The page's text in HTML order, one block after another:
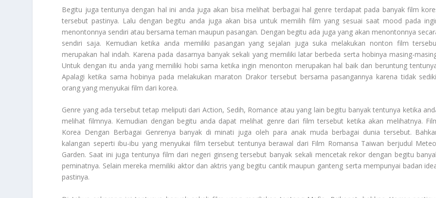
Begitu juga tentunya dengan hal ini anda juga akan bisa melihat berbagai hal genre terdapat pada banyak film
tersebut pastinya. Lalu dengan begitu anda juga akan bisa untuk memilih film yang sesuai saat mood pada
menontonnya sendiri atau bersama teman maupun pasangan. Dengan begitu ada juga yang akan menontonnya
sendiri saja. Kemudian ketika anda memiliki pasangan yang sejalan juga suka melakukan nonton film
merupakan hal indah. Karena pada dasarnya banyak sekali yang memiliki latar berbeda serta hobinya masing-
Untuk dengan itu anda yang memiliki hobi sama ketika ingin menonton merupakan hal baik dan beruntung
Apalagi ketika sama hobinya pada melakukan maraton Drakor tersebut bersama pasangannya karena tidak
orang yang menyukai film dari korea.
Genre yang ada tersebut tetap meliputi dari Action, Sedih, Romance atau yang lain begitu banyak tentunya ketika
melihat filmnya. Kemudian dengan begitu anda dapat melihat genre dari film tersebut ketika akan melihatnya.
Korea Dengan Berbagai Genrenya banyak di minati juga oleh para anak muda berbagai dunia tersebut.
kalangan seperti ibu-ibu yang menyukai film tersebut tentunya berawal dari Film Romansa Taiwan berjudul
Garden. Saat ini juga tentunya film dari negeri ginseng tersebut banyak sekali mencetak rekor dengan begitu
peminatnya. Selain mereka memiliki aktor dan aktris yang begitu cantik maupun ganteng serta mempunyai badan
pastinya.